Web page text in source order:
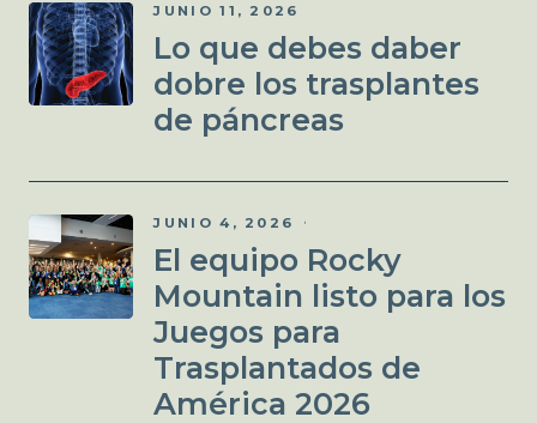
JUNIO 11, 2026
Lo que debes daber
dobre los trasplantes
de páncreas
JUNIO 4, 2026
El equipo Rocky
Mountain listo para los
Juegos para
Trasplantados de
América 2026